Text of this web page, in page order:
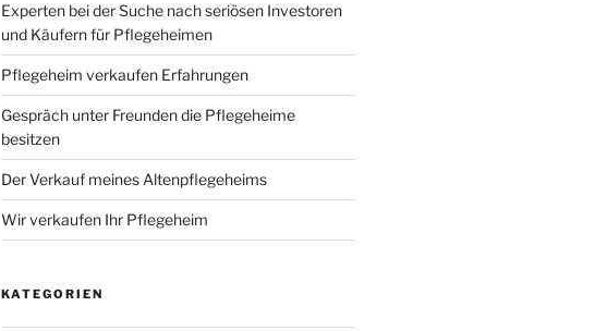
Experten bei der Suche nach seriösen Investoren
und Käufern für Pflegeheimen
Pflegeheim verkaufen Erfahrungen
Gespräch unter Freunden die Pflegeheime
besitzen
Der Verkauf meines Altenpflegeheims
Wir verkaufen Ihr Pflegeheim
KATEGORIEN